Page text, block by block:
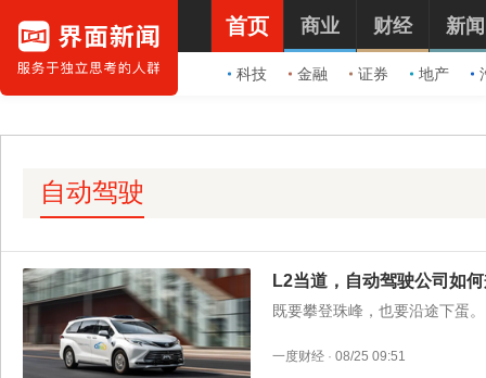
首页
科技 金融 证券 地产
商业 财经 新闻
自动驾驶
L2当道，自动驾驶公司如
既要攀登珠峰，也要沿途下蛋。
一度财经 · 08/25 09:51